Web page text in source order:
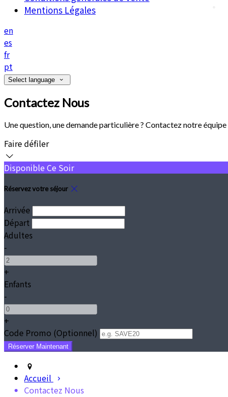
Mentions Légales
en
es
fr
pt
Select language
Contactez Nous
Une question, une demande particulière ? Contactez notre
Faire défiler
Disponible Ce Soir
Réservez votre séjour
Arrivée
Départ
Adultes
-
+
Enfants
-
+
Code Promo (Optionnel)
Accueil
Contactez Nous